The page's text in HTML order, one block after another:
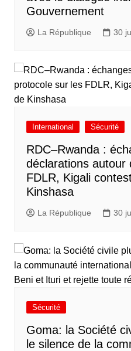
Gouvernement
La République 30
International Sécurité
RDC–Rwanda :
déclarations autour
FDLR, Kigali
Kinshasa
La République 30
Sécurité
Goma: la Société
le silence de la